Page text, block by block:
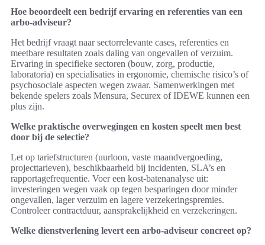
Hoe beoordeelt een bedrijf ervaring en referenties van een
arbo-adviseur?
Het bedrijf vraagt naar sectorrelevante cases, referenties en
meetbare resultaten zoals daling van ongevallen of verzuim.
Ervaring in specifieke sectoren (bouw, zorg, productie,
laboratoria) en specialisaties in ergonomie, chemische risico’s of
psychosociale aspecten wegen zwaar. Samenwerkingen met
bekende spelers zoals Mensura, Securex of IDEWE kunnen een
plus zijn.
Welke praktische overwegingen en kosten speelt men best
door bij de selectie?
Let op tariefstructuren (uurloon, vaste maandvergoeding,
projecttarieven), beschikbaarheid bij incidenten, SLA’s en
rapportagefrequentie. Voer een kost-batenanalyse uit:
investeringen wegen vaak op tegen besparingen door minder
ongevallen, lager verzuim en lagere verzekeringspremies.
Controleer contractduur, aansprakelijkheid en verzekeringen.
Welke dienstverlening levert een arbo-adviseur concreet op?